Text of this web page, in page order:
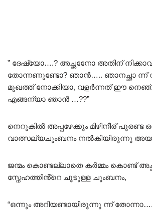
” ദേഷ്യോ….? അച്ഛനോേ അതിന്
തോന്നണുണ്ടോ? ഞാൻ….. ഞാനച്ഛാ ന്ന്
മുഖത്ത് നോക്കിയാ, വളർന്നത് ഈ
എങ്ങന്യാ ഞാൻ …??”
നെറുകിൽ അപ്പഴേക്കും മിഴിനീര് പുരണ്ട
വാത്സല്യചുംബനം നൽകിയിരുന്നു
ജന്മം കൊണ്ടല്ലാതെ കർമ്മം കൊണ്ട്
സ്നേഹത്തിൻ്റെ ചൂടുള്ള ചുംബനം,
“ഒന്നും അറിയണ്ടായിരുന്നു ന്ന്